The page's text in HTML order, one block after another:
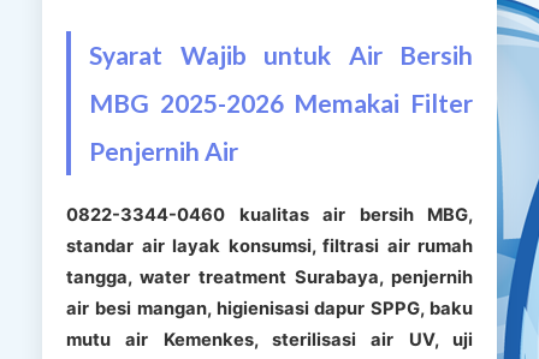
Syarat Wajib untuk Air Bersih
MBG 2025-2026 Memakai Filter
Penjernih Air
0822-3344-0460 kualitas air bersih MBG,
standar air layak konsumsi, filtrasi air rumah
tangga, water treatment Surabaya, penjernih
air besi mangan, higienisasi dapur SPPG, baku
mutu air Kemenkes, sterilisasi air UV, uji